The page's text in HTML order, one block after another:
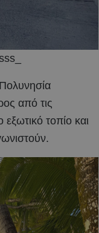
από τις
εξωτικό τοπίο και